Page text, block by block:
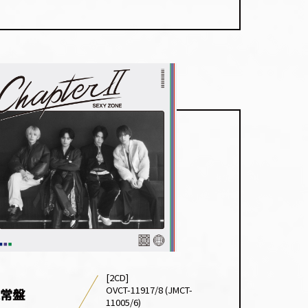
盤
[2CD]
OVCT-11917/8 (JMCT-
11005/6)